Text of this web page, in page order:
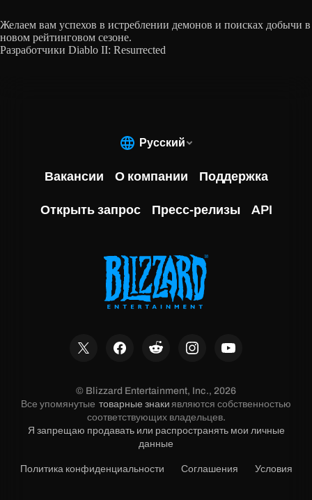
Желаем вам успехов в истреблении демонов и поисках добычи в
новом рейтинговом сезоне.
Разработчики Diablo II: Resurrected